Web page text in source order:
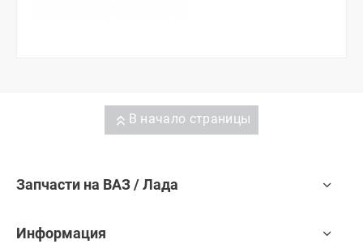
В начало страницы
Запчасти на ВАЗ / Лада
Информация